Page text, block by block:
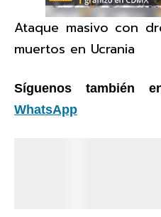
Ataque masivo con
muertos en Ucrania
Síguenos también
WhatsApp